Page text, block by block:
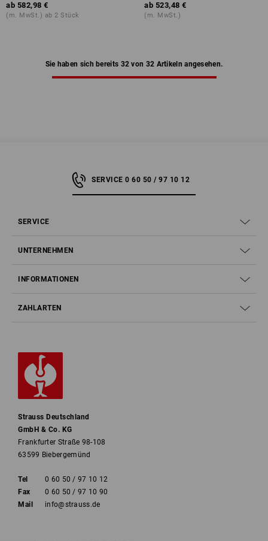
ab 582,98 €
(m. MwSt.) ab 2 Stück
ab 523,48 €
(m. MwSt.)
Sie haben sich bereits 32 von 32 Artikeln angesehen.
SERVICE 0 60 50 / 97 10 12
SERVICE
UNTERNEHMEN
INFORMATIONEN
ZAHLARTEN
Strauss Deutschland
GmbH & Co. KG
Frankfurter Straße 98-108
63599 Biebergemünd
Tel
0 60 50 / 97 10 12
Fax
0 60 50 / 97 10 90
Mail
info@strauss.de